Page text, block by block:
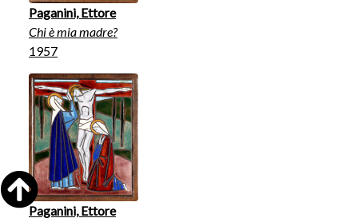
Paganini, Ettore
Chi è mia madre?
1957
Paganini, Ettore